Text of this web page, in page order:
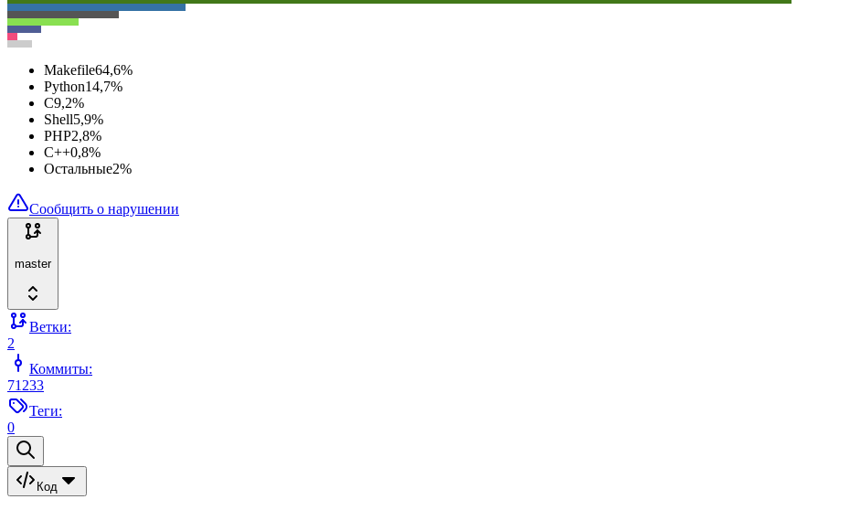
Makefile64,6%
Python14,7%
C9,2%
Shell5,9%
PHP2,8%
C++0,8%
Остальные2%
Сообщить о нарушении
master
Ветки:
2
Коммиты:
71233
Теги:
0
Код